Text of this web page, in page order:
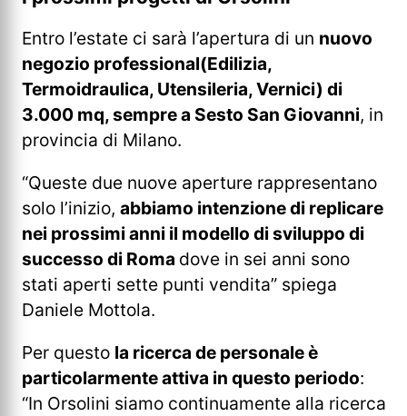
Entro l’estate ci sarà l’apertura di un nuovo
negozio professional(Edilizia,
Termoidraulica, Utensileria, Vernici) di
3.000 mq, sempre a Sesto San Giovanni, in
provincia di Milano.
“Queste due nuove aperture rappresentano
solo l’inizio, abbiamo intenzione di replicare
nei prossimi anni il modello di sviluppo di
successo di Roma dove in sei anni sono
stati aperti sette punti vendita” spiega
Daniele Mottola.
Per questo la ricerca de personale è
particolarmente attiva in questo periodo:
“In Orsolini siamo continuamente alla ricerca